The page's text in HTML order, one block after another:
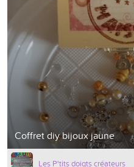
Coffret diy bijoux jaune
Les P'tits doigts créateurs